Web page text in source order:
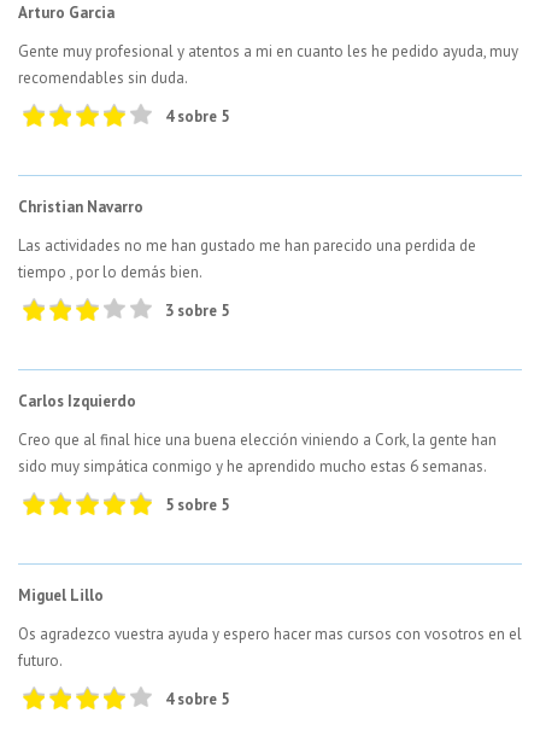
Arturo Garcia
Gente muy profesional y atentos a mi en cuanto les he pedido ayuda, muy
recomendables sin duda.
4 sobre 5
Christian Navarro
Las actividades no me han gustado me han parecido una perdida de
tiempo , por lo demás bien.
3 sobre 5
Carlos Izquierdo
Creo que al final hice una buena elección viniendo a Cork, la gente han
sido muy simpática conmigo y he aprendido mucho estas 6 semanas.
5 sobre 5
Miguel Lillo
Os agradezco vuestra ayuda y espero hacer mas cursos con vosotros en el
futuro.
4 sobre 5